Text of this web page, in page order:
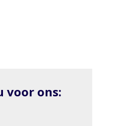
voor ons: